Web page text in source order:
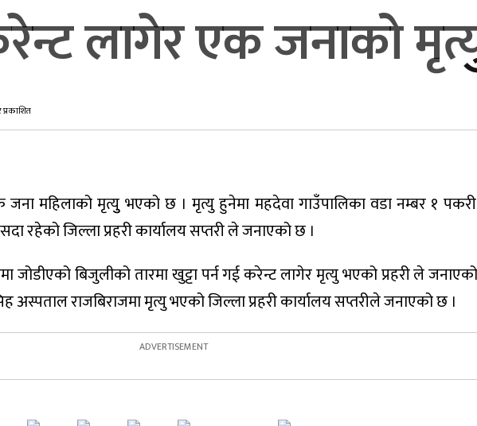
लागेर एक जनाको
जना महिलाको मृत्युु भएको छ । मृत्यु हुनेमा महदेवा गाउँपालिका वडा नम्बर १
रहेको जिल्ला प्रहरी कार्यालय सप्तरी ले जनाएको छ ।
जोडीएको बिजुलीको तारमा खुट्टा पर्न गई करेन्ट लागेर मृत्यु भएको प्रहरी ले
अस्पताल राजबिराजमा मृत्यु भएको जिल्ला प्रहरी कार्यालय सप्तरीले जनाएको छ ।